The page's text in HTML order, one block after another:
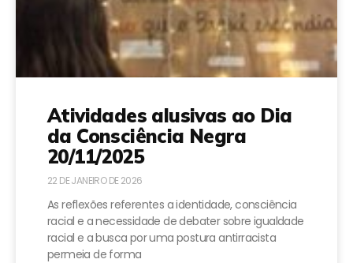
Atividades alusivas ao Dia
da Consciência Negra
20/11/2025
22 DE JANEIRO DE 2026
As reflexões referentes a identidade, consciência
racial e a necessidade de debater sobre igualdade
racial e a busca por uma postura antirracista
permeia de forma